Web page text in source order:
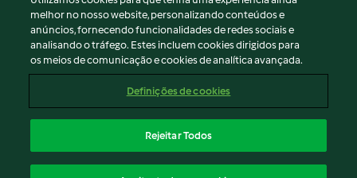
Termos de Utilização
Aviso sobre Proteção de Dados
Aviso
Apoio legal
Conteúdo do relatório
Declaração de acessibilidade
melhor no nosso website, personalizando conteúdos e
anúncios, fornecendo funcionalidades de redes sociais e
analisando o tráfego. Estes incluem cookies dirigidos para
os meios de comunicação e cookies de analítica avançada.
Definições de cookies
Rejeitar Todos